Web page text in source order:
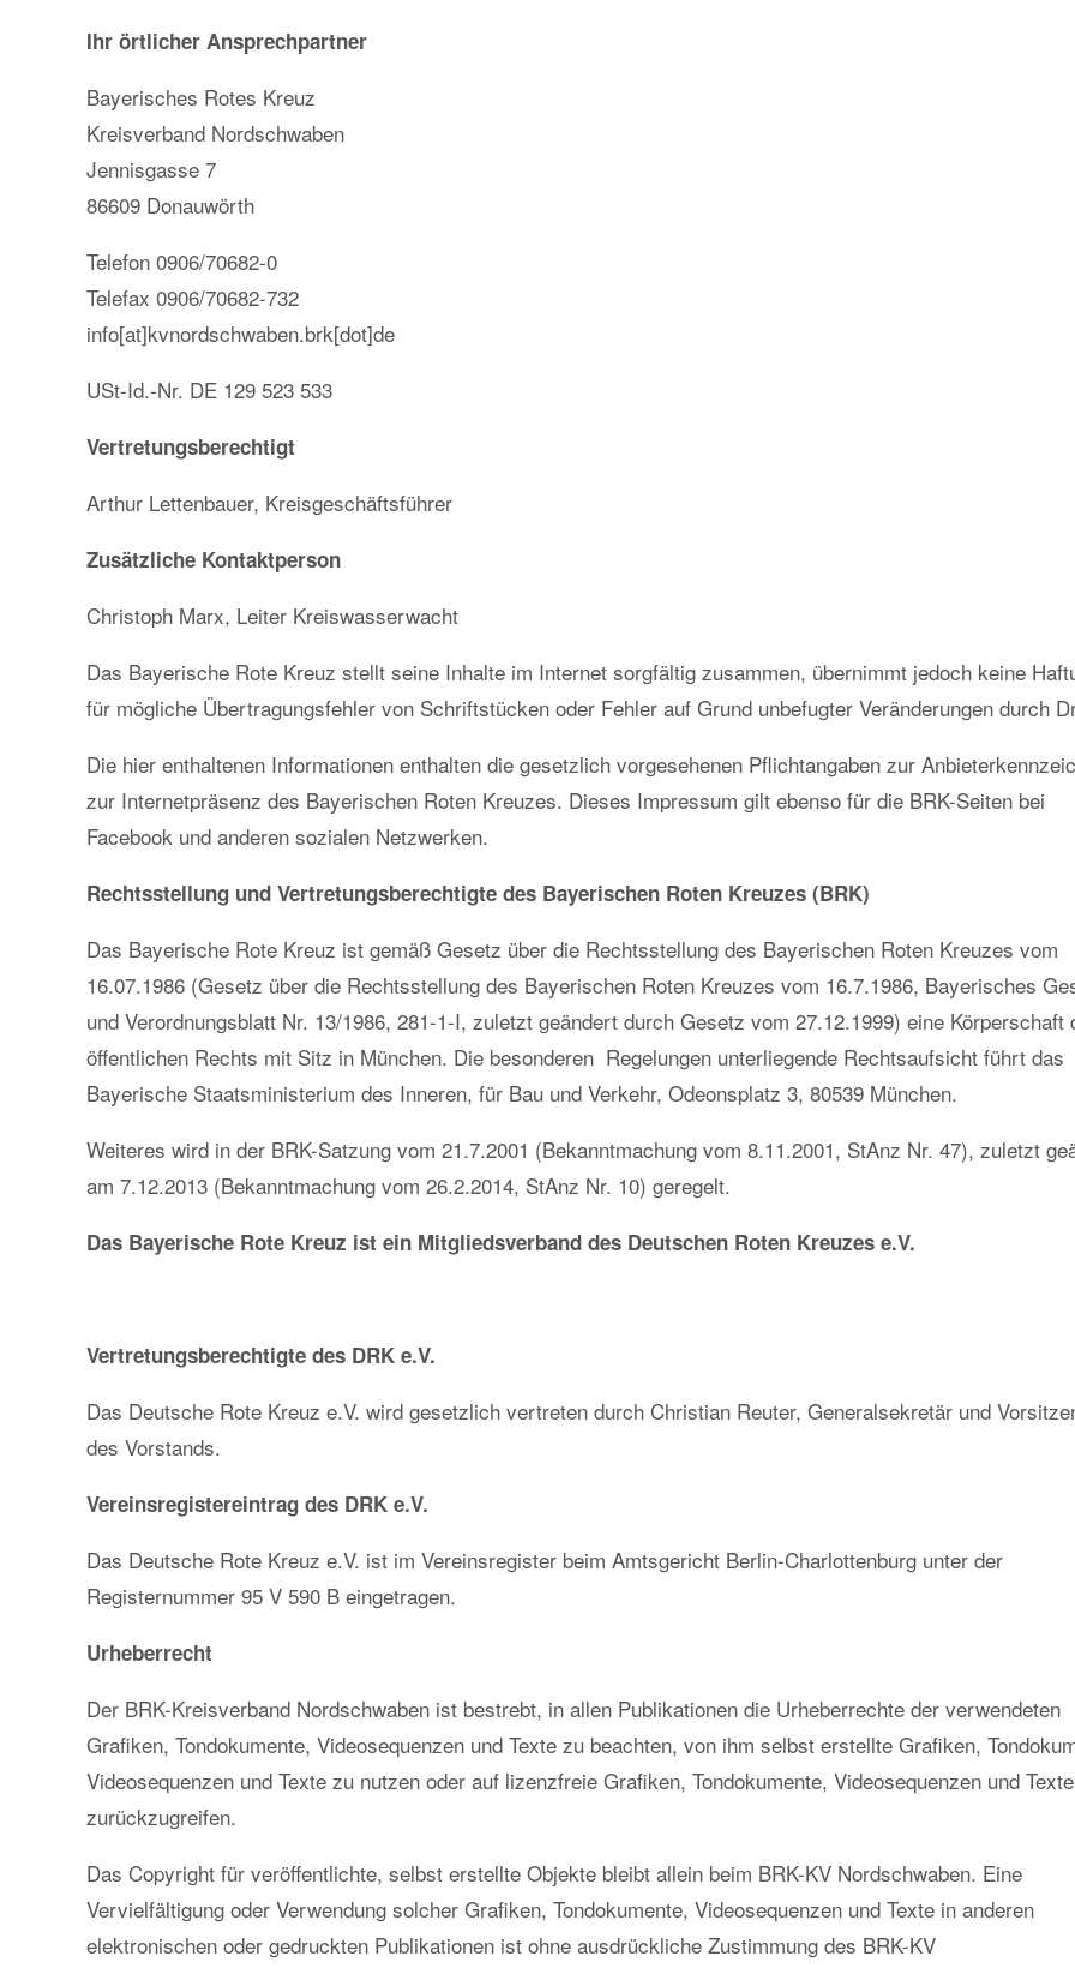
Ihr örtlicher Ansprechpartner
Bayerisches Rotes Kreuz
Kreisverband Nordschwaben
Jennisgasse 7
86609 Donauwörth
Telefon 0906/70682-0
Telefax 0906/70682-732
info[at]kvnordschwaben.brk[dot]de
USt-Id.-Nr. DE 129 523 533
Vertretungsberechtigt
Arthur Lettenbauer, Kreisgeschäftsführer
Zusätzliche Kontaktperson
Christoph Marx, Leiter Kreiswasserwacht
Das Bayerische Rote Kreuz stellt seine Inhalte im Internet sorgfältig zusammen, übernimmt jedoch keine
für mögliche Übertragungsfehler von Schriftstücken oder Fehler auf Grund unbefugter Veränderungen durch
Die hier enthaltenen Informationen enthalten die gesetzlich vorgesehenen Pflichtangaben zur
zur Internetpräsenz des Bayerischen Roten Kreuzes. Dieses Impressum gilt ebenso für die BRK-Seiten bei
Facebook und anderen sozialen Netzwerken.
Rechtsstellung und Vertretungsberechtigte des Bayerischen Roten Kreuzes (BRK)
Das Bayerische Rote Kreuz ist gemäß Gesetz über die Rechtsstellung des Bayerischen Roten Kreuzes vom
16.07.1986 (Gesetz über die Rechtsstellung des Bayerischen Roten Kreuzes vom 16.7.1986, Bayerisches
und Verordnungsblatt Nr. 13/1986, 281-1-I, zuletzt geändert durch Gesetz vom 27.12.1999) eine Körperschaft
öffentlichen Rechts mit Sitz in München. Die besonderen Regelungen unterliegende Rechtsaufsicht führt das
Bayerische Staatsministerium des Inneren, für Bau und Verkehr, Odeonsplatz 3, 80539 München.
Weiteres wird in der BRK-Satzung vom 21.7.2001 (Bekanntmachung vom 8.11.2001, StAnz Nr. 47), zuletzt
am 7.12.2013 (Bekanntmachung vom 26.2.2014, StAnz Nr. 10) geregelt.
Das Bayerische Rote Kreuz ist ein Mitgliedsverband des Deutschen Roten Kreuzes e.V.
Vertretungsberechtigte des DRK e.V.
Das Deutsche Rote Kreuz e.V. wird gesetzlich vertreten durch Christian Reuter, Generalsekretär und
des Vorstands.
Vereinsregistereintrag des DRK e.V.
Das Deutsche Rote Kreuz e.V. ist im Vereinsregister beim Amtsgericht Berlin-Charlottenburg unter der
Registernummer 95 V 590 B eingetragen.
Urheberrecht
Der BRK-Kreisverband Nordschwaben ist bestrebt, in allen Publikationen die Urheberrechte der verwendeten
Grafiken, Tondokumente, Videosequenzen und Texte zu beachten, von ihm selbst erstellte Grafiken,
Videosequenzen und Texte zu nutzen oder auf lizenzfreie Grafiken, Tondokumente, Videosequenzen und Texte
zurückzugreifen.
Das Copyright für veröffentlichte, selbst erstellte Objekte bleibt allein beim BRK-KV Nordschwaben. Eine
Vervielfältigung oder Verwendung solcher Grafiken, Tondokumente, Videosequenzen und Texte in anderen
elektronischen oder gedruckten Publikationen ist ohne ausdrückliche Zustimmung des BRK-KV